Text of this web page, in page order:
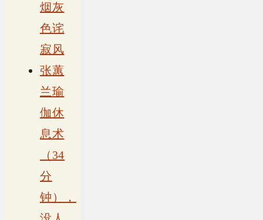
烟灰
色诧
寂风
张蕙
兰瑜
伽休
息术
（34
分
钟），